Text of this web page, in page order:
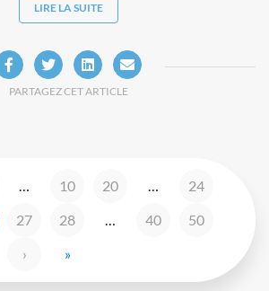
LIRE LA SUITE
PARTAGEZ CET ARTICLE
… 10 20 …
24
27 28 … 40
50
› »